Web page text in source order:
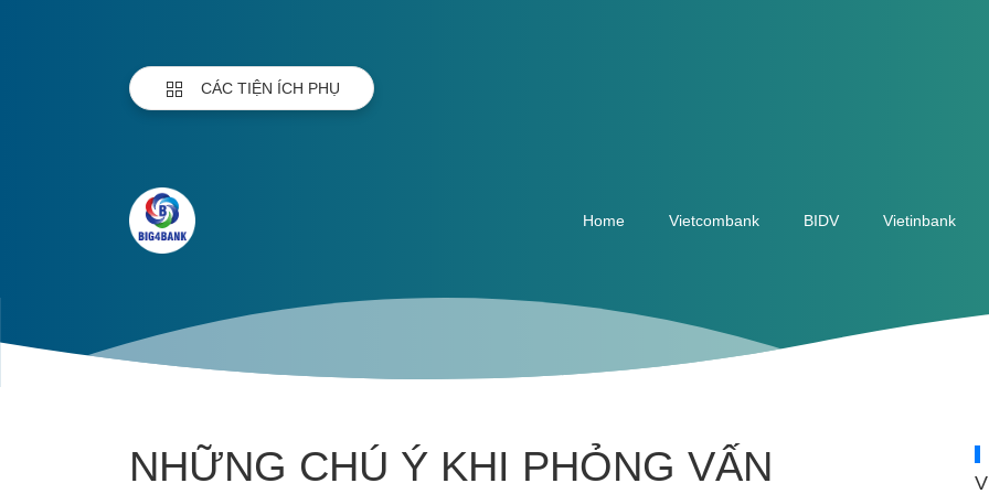
CÁC TIỆN ÍCH PHỤ
Home Vietcombank BIDV Vietinbank
NHỮNG CHÚ Ý KHI PHỎNG VẤN